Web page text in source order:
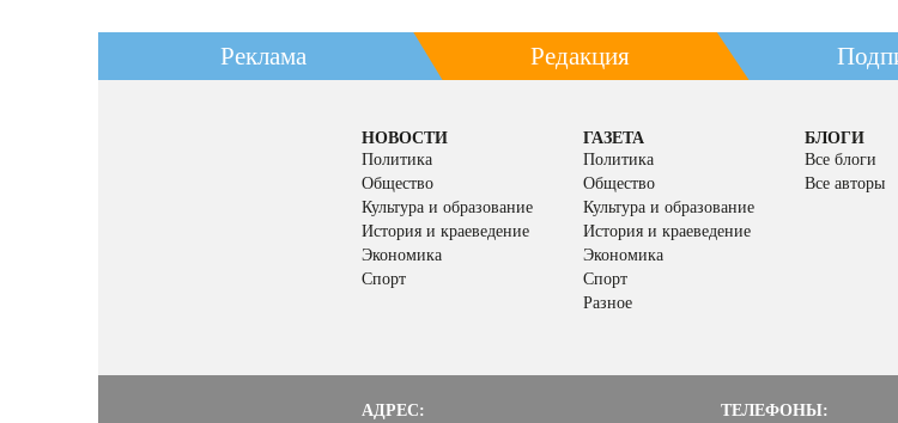
Реклама Редакция
НОВОСТИ
Политика
Общество
Культура и образование
История и краеведение
Экономика
Спорт
ГАЗЕТА
Политика
Общество
Культура и образование
История и краеведение
Экономика
Спорт
Разное
БЛОГИ
Все блоги
Все авторы
АДРЕС: ТЕЛЕФОНЫ: